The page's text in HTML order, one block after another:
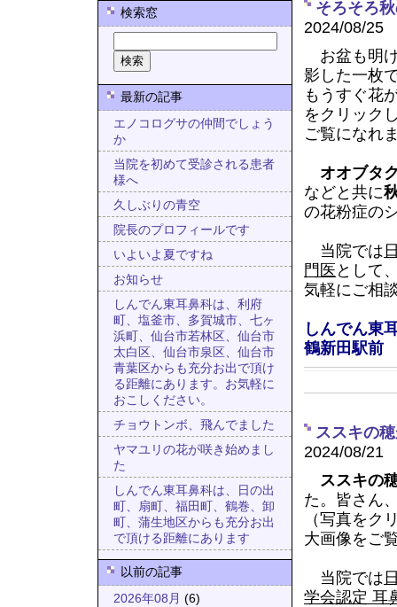
検索窓
最新の記事
エノコログサの仲間でしょう
か
当院を初めて受診される患者
様へ
久しぶりの青空
院長のプロフィールです
いよいよ夏ですね
お知らせ
しんでん東耳鼻科は、利府
町、塩釜市、多賀城市、七ヶ
浜町、仙台市若林区、仙台市
太白区、仙台市泉区、仙台市
青葉区からも充分お出で頂け
る距離にあります。お気軽に
おこしください。
チョウトンボ、飛んでました
ヤマユリの花が咲き始めまし
た
しんでん東耳鼻科は、日の出
町、扇町、福田町、鶴巻、卸
町、蒲生地区からも充分お出
で頂ける距離にあります
以前の記事
2026年08月 (6)
そろそろ
2024/08/25
お盆も明
影した一枚
もうすぐ花
をクリック
ご覧になれ
オオブタ
などと共に
の花粉症の
当院では
門医 として
気軽にご相
しんでん東
鶴新田駅前
ススキの
2024/08/21
ススキの
た。皆さん
（写真をク
大画像をご
当院では
学会認定 耳